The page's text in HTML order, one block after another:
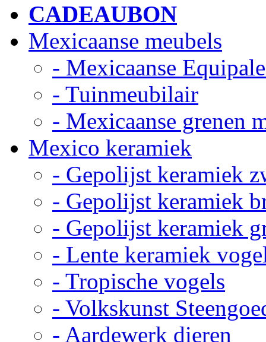
CADEAUBON
Mexicaanse meubels
- Mexicaanse
- Tuinmeubilair
- Mexicaanse grenen
Mexico keramiek
- Gepolijst keramiek
- Gepolijst keramiek
- Gepolijst keramiek
- Lente keramiek
- Tropische vogels
- Volkskunst
- Aardewerk dieren